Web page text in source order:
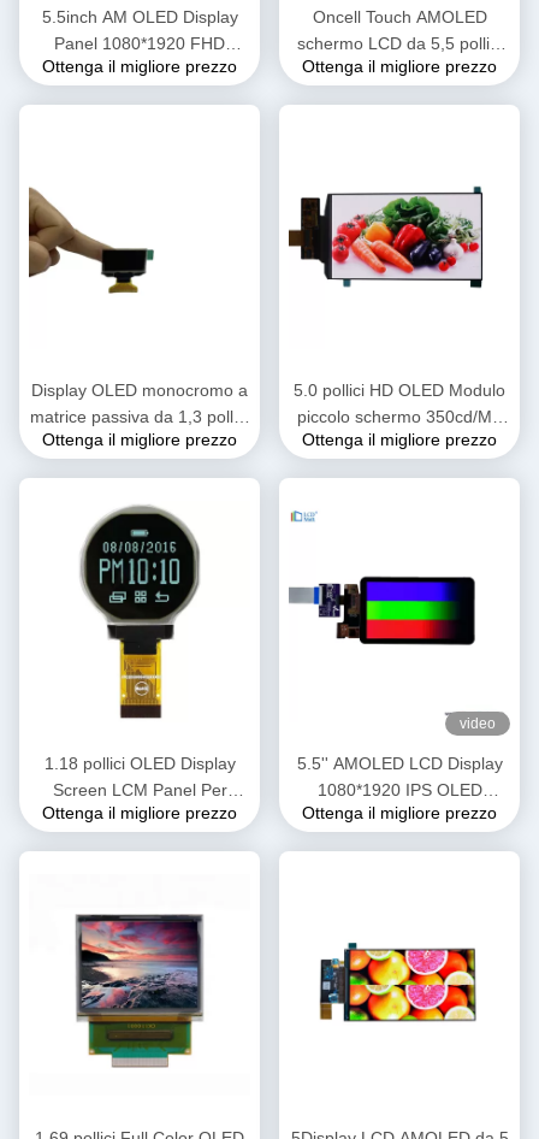
5.5inch AM OLED Display
Panel 1080*1920 FHD
Monitor OEM ODM
Ottenga il migliore prezzo
Oncell Touch AMOLED
schermo LCD da 5,5 pollici
350 Nits Risoluzione
Ottenga il migliore prezzo
Display OLED monocromo a
matrice passiva da 1,3 pollici
OLED Arduino TFT LCD
Ottenga il migliore prezzo
5.0 pollici HD OLED Modulo
piccolo schermo 350cd/M2
720*1280 pixel
Ottenga il migliore prezzo
1.18 pollici OLED Display
Screen LCM Panel Per
Smart Watch Indossare
Ottenga il migliore prezzo
video
5.5'' AMOLED LCD Display
1080*1920 IPS OLED
Screen Interfaccia MIPI Con
Ottenga il migliore prezzo